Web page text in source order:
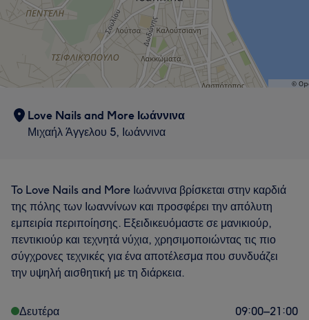
Love Nails and More Ιωάννινα
Μιχαήλ Άγγελου 5, Ιωάννινα
To Love Nails and More Ιωάννινα βρίσκεται στην καρδιά
της πόλης των Ιωαννίνων και προσφέρει την απόλυτη
εμπειρία περιποίησης. Εξειδικευόμαστε σε μανικιούρ,
πεντικιούρ και τεχνητά νύχια, χρησιμοποιώντας τις πιο
σύγχρονες τεχνικές για ένα αποτέλεσμα που συνδυάζει
την υψηλή αισθητική με τη διάρκεια.
Δευτέρα 09:00–21:00